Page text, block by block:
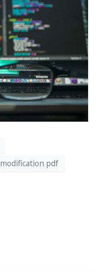
modification pdf